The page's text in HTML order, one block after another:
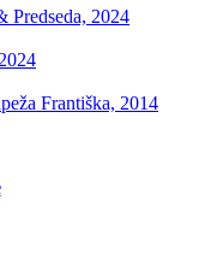
2024
Františka, 2014